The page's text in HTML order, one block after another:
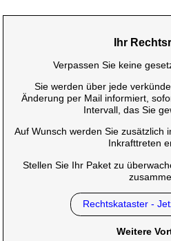
Ihr
Verpassen Sie keine
Sie werden über jede
Änderung per Mail informiert,
Intervall, das Sie
Auf Wunsch werden Sie zusätzlich
Inkrafttreten
Stellen Sie Ihr Paket zu
Rechtskataster -
Weitere